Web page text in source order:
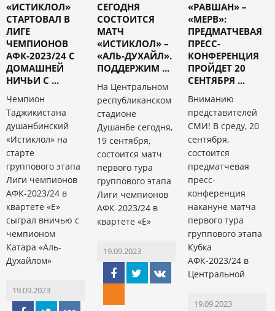
«ИСТИКЛОЛ»
СТАРТОВАЛ В
ЛИГЕ
ЧЕМПИОНОВ
АФК-2023/24 С
ДОМАШНЕЙ
НИЧЬИ С ...
Чемпион
Таджикистана
душанбинский
«Истиклол» на
старте
группового этапа
Лиги чемпионов
АФК-2023/24 в
квартете «Е»
сыграл вничью с
чемпионом
Катара «Аль-
Духайлом»
19.09.2023
СЕГОДНЯ
СОСТОИТСЯ
МАТЧ
«ИСТИКЛОЛ» –
«АЛЬ-ДУХАЙЛ».
ПОДДЕРЖИМ ...
На Центральном
республиканском
стадионе
Душанбе сегодня,
19 сентября,
состоится матч
первого тура
группового этапа
Лиги чемпионов
АФК-2023/24 в
квартете «Е»
19.09.2023
«РАВШАН» –
«МЕРВ»:
ПРЕДМАТЧЕВАЯ
ПРЕСС-
КОНФЕРЕНЦИЯ
ПРОЙДЕТ 20
СЕНТЯБРЯ ...
Вниманию
представителей
СМИ! В среду, 20
сентября,
состоится
предматчевая
пресс-
конференция
накануне матча
первого тура
группового этапа
Кубка
АФК-2023/24 в
Центральной
19.09.2023